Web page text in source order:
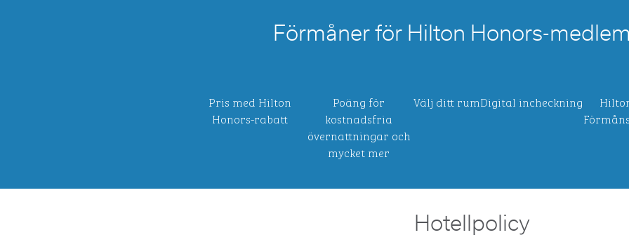
Förmåner för Hilton Honors-
Pris med Hilton
Honors-rabatt
Poäng för
kostnadsfria
övernattningar och
mycket mer
Välj ditt rumDigital incheckning
Hotellpolicy